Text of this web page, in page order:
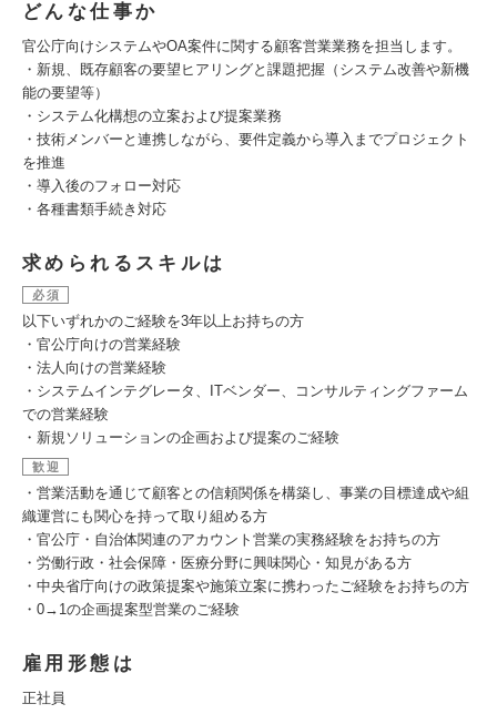
どんな仕事か
官公庁向けシステムやOA案件に関する顧客営業業務を担当します。
・新規、既存顧客の要望ヒアリングと課題把握（システム改善や新機
能の要望等）
・システム化構想の立案および提案業務
・技術メンバーと連携しながら、要件定義から導入までプロジェクト
を推進
・導入後のフォロー対応
・各種書類手続き対応
求められるスキルは
必須
以下いずれかのご経験を3年以上お持ちの方
・官公庁向けの営業経験
・法人向けの営業経験
・システムインテグレータ、ITベンダー、コンサルティングファーム
での営業経験
・新規ソリューションの企画および提案のご経験
歓迎
・営業活動を通じて顧客との信頼関係を構築し、事業の目標達成や組
織運営にも関心を持って取り組める方
・官公庁・自治体関連のアカウント営業の実務経験をお持ちの方
・労働行政・社会保障・医療分野に興味関心・知見がある方
・中央省庁向けの政策提案や施策立案に携わったご経験をお持ちの方
・0→1の企画提案型営業のご経験
雇用形態は
正社員